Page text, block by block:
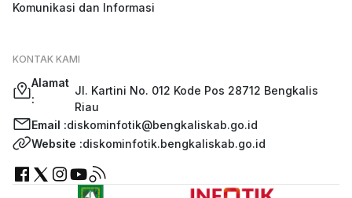
Komunikasi dan Informasi
KONTAK KAMI
Alamat
:
Jl. Kartini No. 012 Kode Pos 28712 Bengkalis
Riau
Email :diskominfotik@bengkaliskab.go.id
Website :diskominfotik.bengkaliskab.go.id